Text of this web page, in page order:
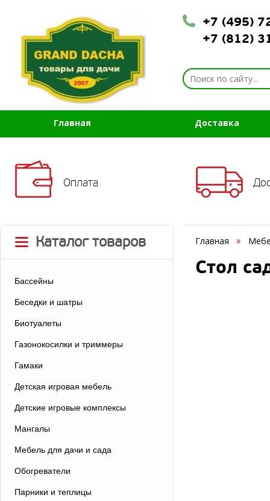
+7 (495)
+7 (812)
Главная Доставка
Оплата
Каталог товаров
Бассейны
Беседки и шатры
Биотуалеты
Газонокосилки и триммеры
Гамаки
Детская игровая мебель
Детские игровые комплексы
Мангалы
Мебель для дачи и сада
Обогреватели
Парники и теплицы
Главная
Стол